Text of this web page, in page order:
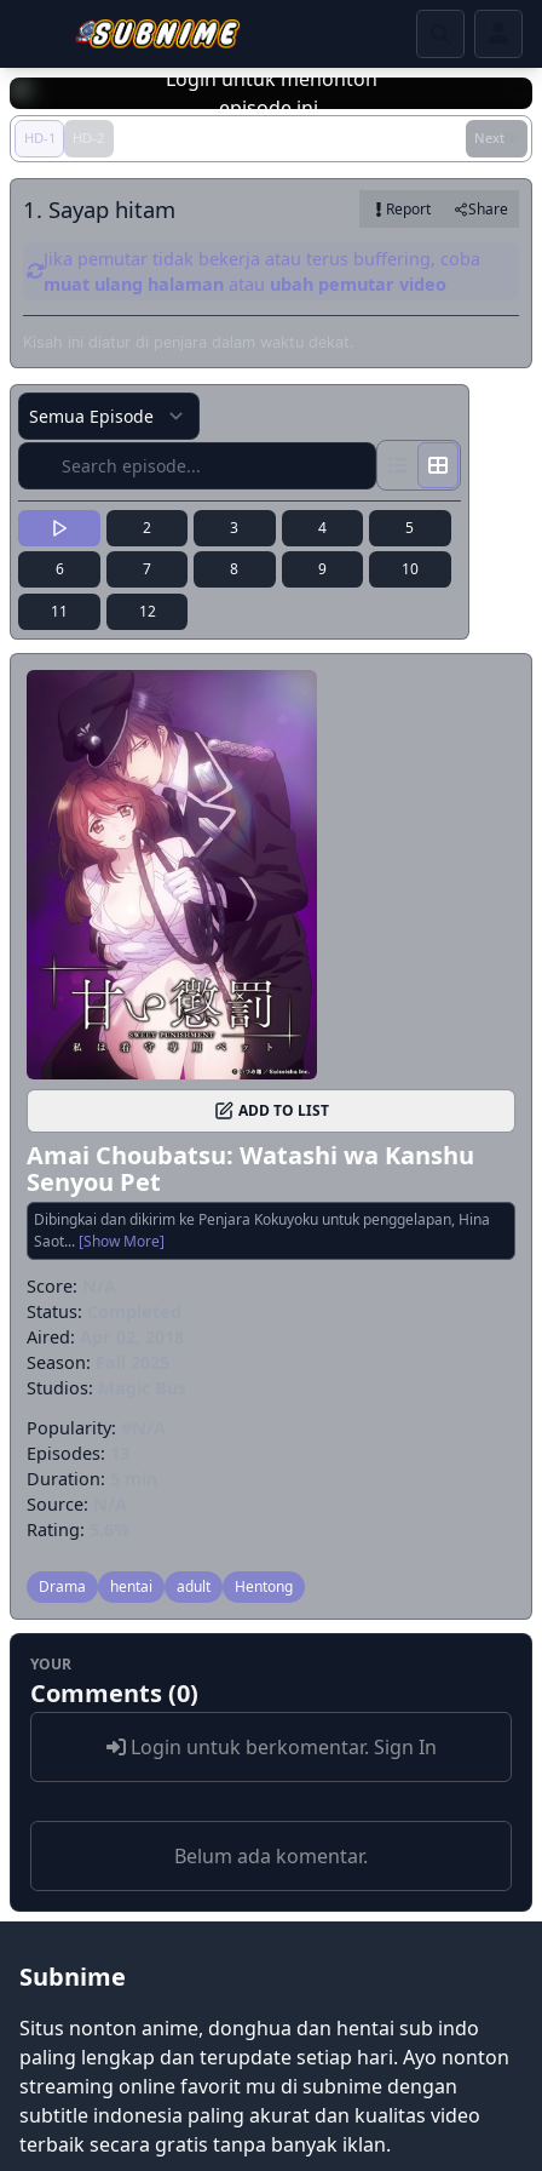
Login untuk menonton
episode ini.
Login
HD-1 Next
1. Sayap hitam Report Share
Jika pemutar tidak bekerja atau terus buffering, coba
muat ulang halaman atau ubah pemutar video
ADD TO LIST
Amai Choubatsu: Watashi wa Kanshu
Senyou Pet
Dibingkai dan dikirim ke Penjara Kokuyoku untuk penggelapan, Hina
Saot... [Show More]
Score:
Status:
Aired:
Season:
Studios:
Popularity:
Episodes:
Duration:
Source:
Rating:
Drama hentai adult Hentong
YOUR
Comments (0)
Login untuk berkomentar. Sign In
Belum ada komentar.
2 3 4 5
6 7 8 9 10
11 12
Subnime
Situs nonton anime, donghua dan hentai sub indo
paling lengkap dan terupdate setiap hari. Ayo nonton
streaming online favorit mu di subnime dengan
subtitle indonesia paling akurat dan kualitas video
terbaik secara gratis tanpa banyak iklan.